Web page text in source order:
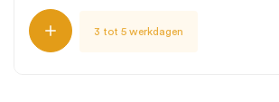
3 tot 5 werkdagen